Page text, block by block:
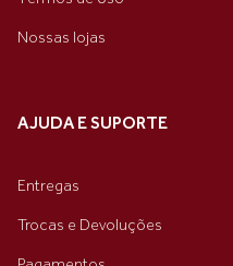
Nossas lojas
AJUDA E SUPORTE
Entregas
Trocas e Devoluções